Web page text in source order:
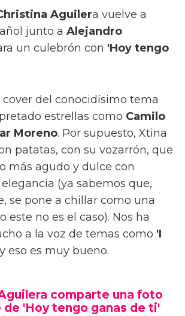
Aguilera vuelve a
junto a Alejandro
un culebrón con 'Hoy tengo
cover del conocidísimo tema
estrellas como Camilo
Moreno. Por supuesto, Xtina
patatas, con su vozarrón, que
más agudo y dulce con
(ya sabemos que,
se pone a chillar como una
este no es el caso). Nos ha
a la voz de temas como 'I
eso es muy bueno.
comparte una foto
de 'Hoy tengo ganas de ti'